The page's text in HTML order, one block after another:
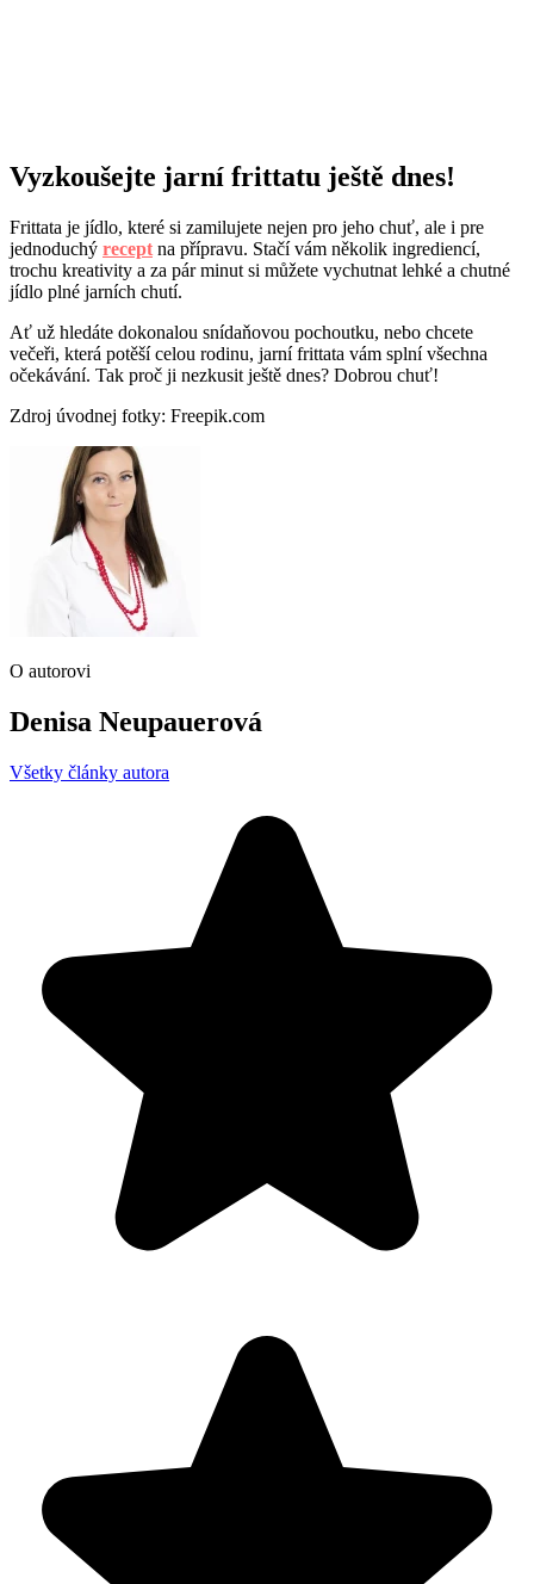
Vyzkoušejte jarní frittatu ještě dnes!
Frittata je jídlo, které si zamilujete nejen pro jeho chuť, ale i pre
jednoduchý recept na přípravu. Stačí vám několik ingrediencí,
trochu kreativity a za pár minut si můžete vychutnat lehké a chutné
jídlo plné jarních chutí.
Ať už hledáte dokonalou snídaňovou pochoutku, nebo chcete
večeři, která potěší celou rodinu, jarní frittata vám splní všechna
očekávání. Tak proč ji nezkusit ještě dnes? Dobrou chuť!
Zdroj úvodnej fotky: Freepik.com
O autorovi
Denisa Neupauerová
Všetky články autora